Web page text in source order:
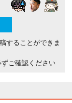
することができま
ずご確認ください